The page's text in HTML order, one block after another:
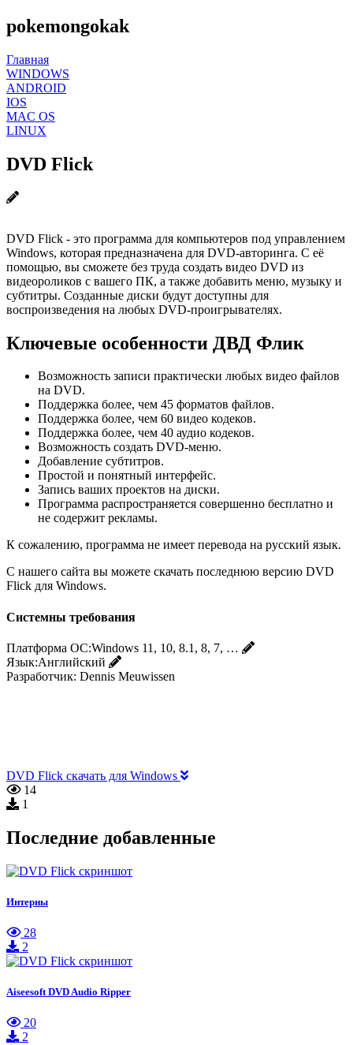
pokemongokak
Главная
WINDOWS
ANDROID
IOS
MAC OS
LINUX
DVD Flick
DVD Flick - это программа для компьютеров под управлением
Windows, которая предназначена для DVD-авторинга. С её
помощью, вы сможете без труда создать видео DVD из
видеороликов с вашего ПК, а также добавить меню, музыку и
субтитры. Созданные диски будут доступны для
воспроизведения на любых DVD-проигрывателях.
Ключевые особенности ДВД Флик
Возможность записи практически любых видео файлов
на DVD.
Поддержка более, чем 45 форматов файлов.
Поддержка более, чем 60 видео кодеков.
Поддержка более, чем 40 аудио кодеков.
Возможность создать DVD-меню.
Добавление субтитров.
Простой и понятный интерфейс.
Запись ваших проектов на диски.
Программа распространяется совершенно бесплатно и
не содержит рекламы.
К сожалению, программа не имеет перевода на русский язык.
С нашего сайта вы можете скачать последнюю версию DVD
Flick для Windows.
Системны требования
Платформа ОС:Windows 11, 10, 8.1, 8, 7, …
Язык:Английский
Разработчик: Dennis Meuwissen
DVD Flick скачать для Windows
14
1
Последние добавленные
Интерны
28
2
Aiseesoft DVD Audio Ripper
20
2